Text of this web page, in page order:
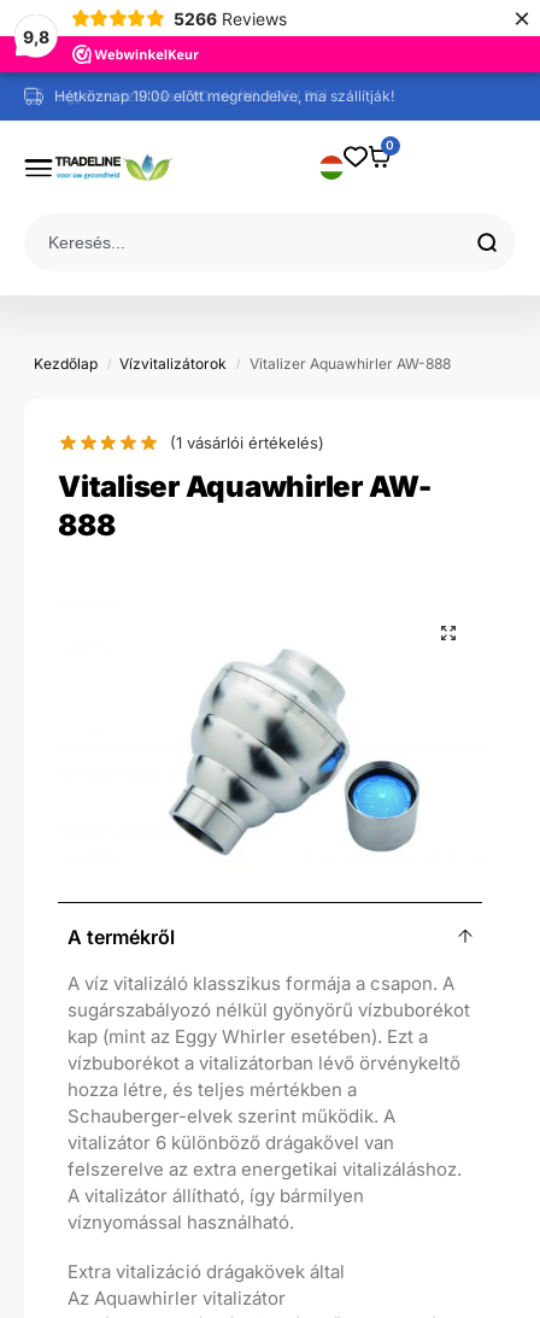
9,8
5266 Reviews ×
Ingyenes szállítás € 60-tól (NL / BE / DE)
0
Kezdőlap / Vízvitalizátorok / Vitalizer Aquawhirler AW-888
(1 vásárlói értékelés)
Vitaliser Aquawhirler AW-
888
A termékről
A víz vitalizáló klasszikus formája a csapon. A
sugárszabályozó nélkül gyönyörű vízbuborékot
kap (mint az Eggy Whirler esetében). Ezt a
vízbuborékot a vitalizátorban lévő örvénykeltő
hozza létre, és teljes mértékben a
Schauberger-elvek szerint működik. A
vitalizátor 6 különböző drágakővel van
felszerelve az extra energetikai vitalizáláshoz.
A vitalizátor állítható, így bármilyen
víznyomással használható.
Extra vitalizáció drágakövek által
Az Aquawhirler vitalizátor